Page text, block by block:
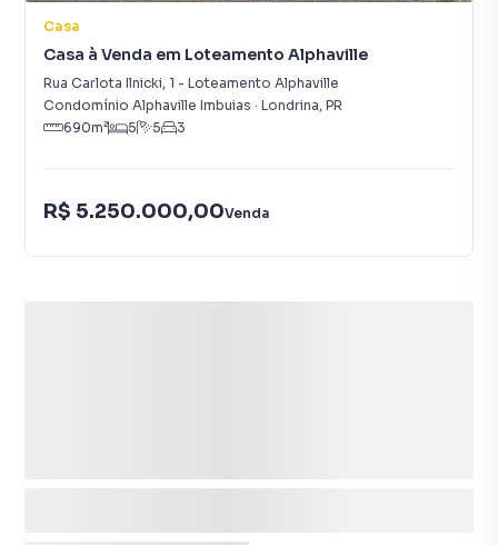
Casa
Casa à Venda em Loteamento Alphaville
Rua Carlota Ilnicki, 1 - Loteamento Alphaville
Condomínio Alphaville Imbuias · Londrina, PR
690m² 5 5 3
R$ 5.250.000,00Venda